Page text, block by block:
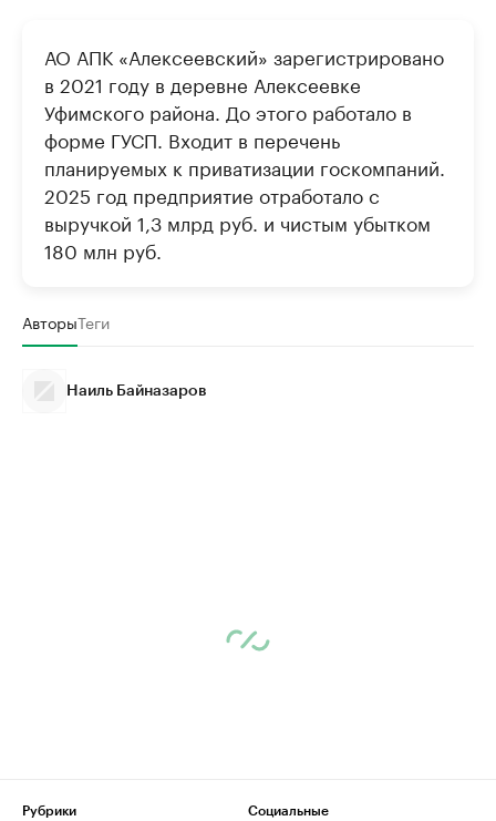
АО АПК «Алексеевский» зарегистрировано
в 2021 году в деревне Алексеевке
Уфимского района. До этого работало в
форме ГУСП. Входит в перечень
планируемых к приватизации госкомпаний.
2025 год предприятие отработало с
выручкой 1,3 млрд руб. и чистым убытком
180 млн руб.
АвторыТеги
Наиль Байназаров
Рубрики
Социальные